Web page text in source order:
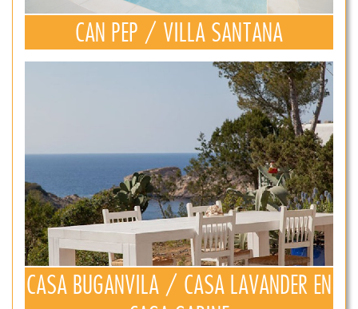
CAN PEP / VILLA SANTANA
CASA BUGANVILA / CASA LAVANDER EN